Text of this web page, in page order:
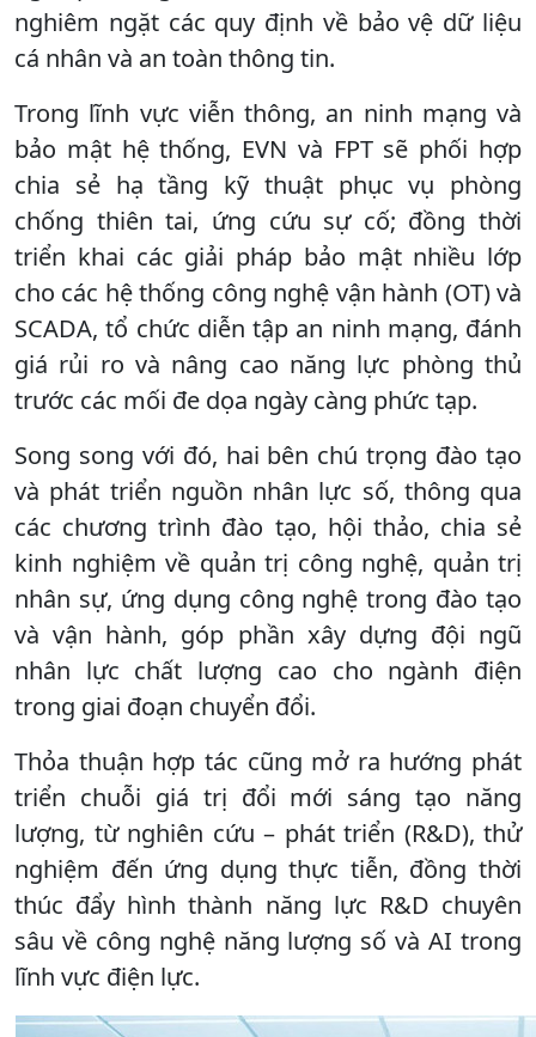
nghiêm ngặt các quy định về bảo vệ dữ liệu
cá nhân và an toàn thông tin.
Trong lĩnh vực viễn thông, an ninh mạng và
bảo mật hệ thống, EVN và FPT sẽ phối hợp
chia sẻ hạ tầng kỹ thuật phục vụ phòng
chống thiên tai, ứng cứu sự cố; đồng thời
triển khai các giải pháp bảo mật nhiều lớp
cho các hệ thống công nghệ vận hành (OT) và
SCADA, tổ chức diễn tập an ninh mạng, đánh
giá rủi ro và nâng cao năng lực phòng thủ
trước các mối đe dọa ngày càng phức tạp.
Song song với đó, hai bên chú trọng đào tạo
và phát triển nguồn nhân lực số, thông qua
các chương trình đào tạo, hội thảo, chia sẻ
kinh nghiệm về quản trị công nghệ, quản trị
nhân sự, ứng dụng công nghệ trong đào tạo
và vận hành, góp phần xây dựng đội ngũ
nhân lực chất lượng cao cho ngành điện
trong giai đoạn chuyển đổi.
Thỏa thuận hợp tác cũng mở ra hướng phát
triển chuỗi giá trị đổi mới sáng tạo năng
lượng, từ nghiên cứu – phát triển (R&D), thử
nghiệm đến ứng dụng thực tiễn, đồng thời
thúc đẩy hình thành năng lực R&D chuyên
sâu về công nghệ năng lượng số và AI trong
lĩnh vực điện lực.